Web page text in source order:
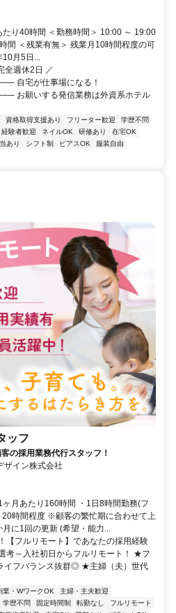
り40時間 ＜勤務時間＞ 10:00 ～ 19:00
間 ＜残業有無＞ 残業月10時間程度の可
10月5日...
全週休2日 ／
宅が仕事場になる！
願いする発信業務は外資系ホテル
資格取得支援あり フリーター歓迎
学歴不問
経験者歓迎 ネイルOK 研修あり
在宅OK
あり シフト制 ピアスOK
服装自由
ッフ
の採用業務代行スタッフ！
ザイン株式会社
月あたり160時間 ・1日8時間勤務(フ
時間程度 ※顧客の繁忙期に合わせて上
に1回の更新 (希望・能力...
【フルリモート】であなたの採用経験
考～入社初日からフルリモート！ ★フ
イフバランス抜群◎ ★主婦（夫）世代
業・WワークOK
主婦・主夫歓迎
学歴不問 固定時間制 転勤なし
フルリモート